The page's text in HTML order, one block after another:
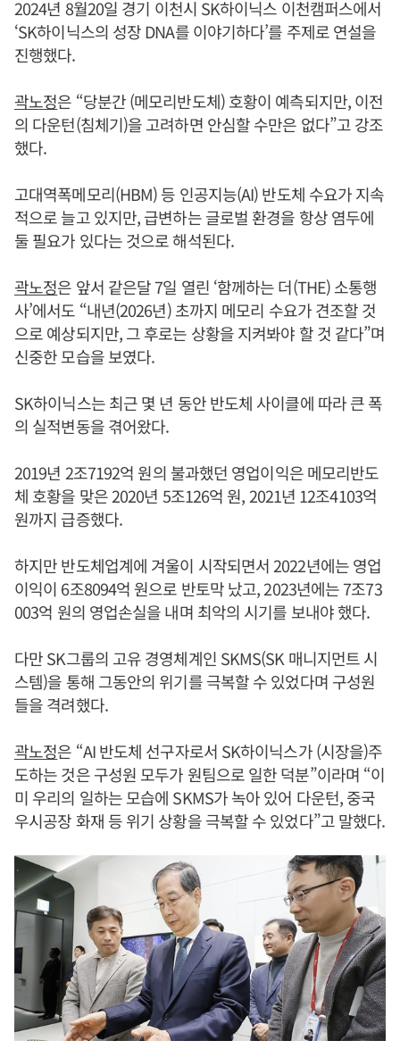
2024년 8월20일 경기 이천시 SK하이닉스 이천캠퍼스에서
‘SK하이닉스의 성장 DNA를 이야기하다’를 주제로 연설을
진행했다.
곽노정은 “당분간 (메모리반도체) 호황이 예측되지만, 이전
의 다운턴(침체기)을 고려하면 안심할 수만은 없다”고 강조
했다.
고대역폭메모리(HBM) 등 인공지능(AI) 반도체 수요가 지속
적으로 늘고 있지만, 급변하는 글로벌 환경을 항상 염두에
둘 필요가 있다는 것으로 해석된다.
곽노정은 앞서 같은달 7일 열린 ‘함께하는 더(THE) 소통행
사’에서도 “내년(2026년) 초까지 메모리 수요가 견조할 것
으로 예상되지만, 그 후로는 상황을 지켜봐야 할 것 같다”며
신중한 모습을 보였다.
SK하이닉스는 최근 몇 년 동안 반도체 사이클에 따라 큰 폭
의 실적변동을 겪어왔다.
2019년 2조7192억 원의 불과했던 영업이익은 메모리반도
체 호황을 맞은 2020년 5조126억 원, 2021년 12조4103억
원까지 급증했다.
하지만 반도체업계에 겨울이 시작되면서 2022년에는 영업
이익이 6조8094억 원으로 반토막 났고, 2023년에는 7조73
003억 원의 영업손실을 내며 최악의 시기를 보내야 했다.
다만 SK그룹의 고유 경영체계인 SKMS(SK 매니지먼트 시
스템)을 통해 그동안의 위기를 극복할 수 있었다며 구성원
들을 격려했다.
곽노정은 “AI 반도체 선구자로서 SK하이닉스가 (시장을)주
도하는 것은 구성원 모두가 원팀으로 일한 덕분”이라며 “이
미 우리의 일하는 모습에 SKMS가 녹아 있어 다운턴, 중국
우시공장 화재 등 위기 상황을 극복할 수 있었다”고 말했다.